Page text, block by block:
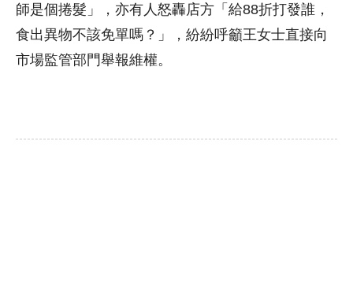
師是個捲髮」，亦有人怒轟店方「給88折打發誰，
食出異物不該免單嗎？」，紛紛呼籲王女士直接向
市場監管部門舉報維權。